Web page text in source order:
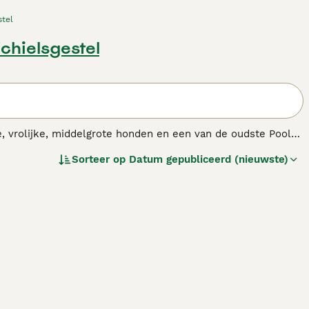
middelgrote honden en een van de oudste Poolse
Sorteer op Datum gepubliceerd (nieuwste)